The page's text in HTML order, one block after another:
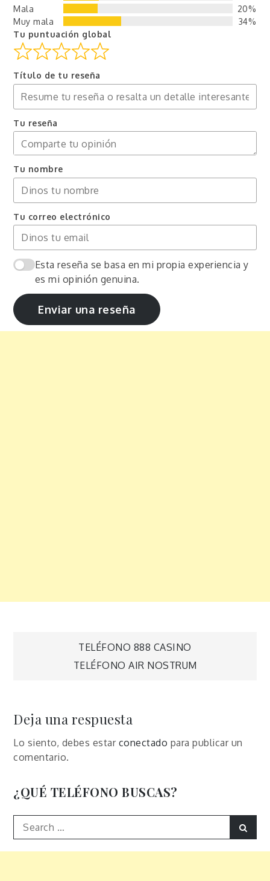
Mala
20%
Muy mala
34%
Tu puntuación global
Título de tu reseña
Tu reseña
Tu nombre
Tu correo electrónico
Esta reseña se basa en mi propia experiencia y
es mi opinión genuina.
Enviar una reseña
Navegación
entradas
TELÉFONO 888 CASINO
TELÉFONO AIR NOSTRUM
Deja una respuesta
Lo siento, debes estar conectado para publicar un
comentario.
¿QUÉ TELÉFONO BUSCAS?
Search
for: